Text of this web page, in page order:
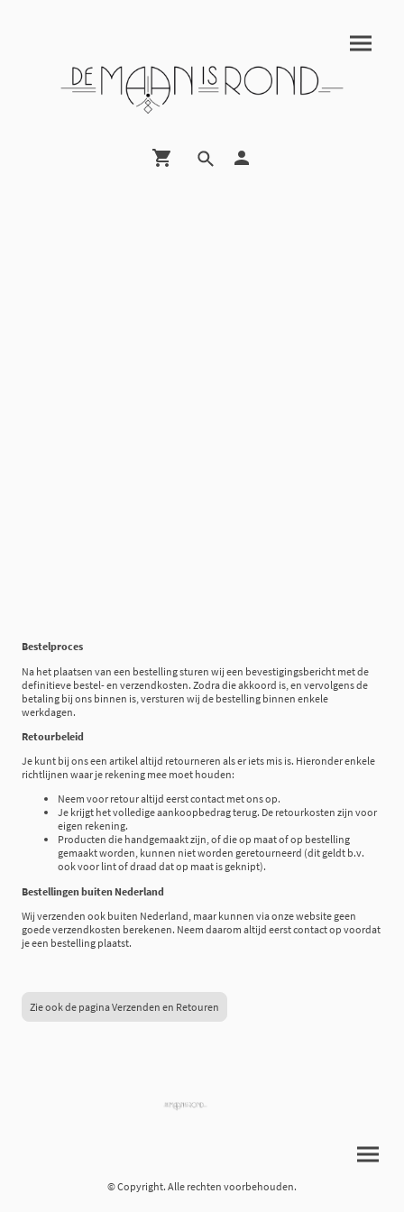
Bestelproces
Na het plaatsen van een bestelling sturen wij een bevestigingsbericht met de
definitieve bestel- en verzendkosten. Zodra die akkoord is, en vervolgens de
betaling bij ons binnen is, versturen wij de bestelling binnen enkele
werkdagen.
Retourbeleid
Je kunt bij ons een artikel altijd retourneren als er iets mis is. Hieronder enkele
richtlijnen waar je rekening mee moet houden:
Neem voor retour altijd eerst contact met ons op.
Je krijgt het volledige aankoopbedrag terug. De retourkosten zijn voor
eigen rekening.
Producten die handgemaakt zijn, of die op maat of op bestelling
gemaakt worden, kunnen niet worden geretourneerd (dit geldt b.v.
ook voor lint of draad dat op maat is geknipt).
Bestellingen buiten Nederland
Wij verzenden ook buiten Nederland, maar kunnen via onze website geen
goede verzendkosten berekenen. Neem daarom altijd eerst contact op voordat
je een bestelling plaatst.
Zie ook de pagina Verzenden en Retouren
© Copyright. Alle rechten voorbehouden.